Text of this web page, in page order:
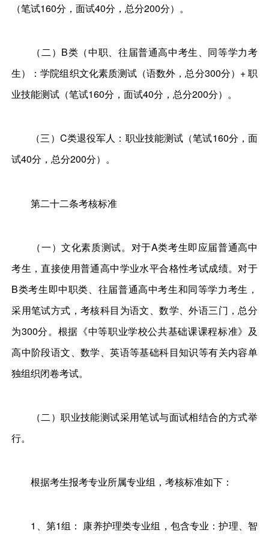
（笔试160分，面试40分，总分200分）。
（二）B类（中职、往届普通高中考生、同等学力考
生）：学院组织文化素质测试（语数外，总分300分）+ 职
业技能测试（笔试160分，面试40分，总分200分）。
（三）C类退役军人：职业技能测试（笔试160分，面
试40分，总分200分）。
第二十二条考核标准
（一）文化素质测试。对于A类考生即应届普通高中
考生，直接使用普通高中学业水平合格性考试成绩。对于
B类考生即中职类、往届普通高中考生和同等学力考生，
采用笔试方式，考核科目为语文、数学、外语三门，总分
为300分。根据《中等职业学校公共基础课课程标准》及
高中阶段语文、数学、英语等基础科目知识等有关内容单
独组织闭卷考试。
（二）职业技能测试采用笔试与面试相结合的方式举
行。
根据考生报考专业所属专业组，考核标准如下：
1、第1组： 康养护理类专业组，包含专业：护理、智